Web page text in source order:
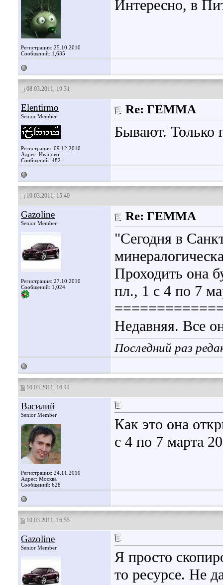
Регистрация: 25.10.2010
Сообщений: 1,635
Интересно, в
08.03.2011, 19:31
Elentirmo
Senior Member
Регистрация: 09.12.2010
Адрес: Иваново
Сообщений: 482
Re: ГЕММА
Бывают. Только
10.03.2011, 15:40
Gazoline
Senior Member
Регистрация: 27.10.2010
Сообщений: 1,024
Re: ГЕММА
"Сегодня в
Проходить она
пл., 1 с 4 по 7
Недавняя. Все
Последний раз
10.03.2011, 16:44
Василий
Senior Member
Регистрация: 24.11.2010
Адрес: Москва
Сообщений: 628
Как это она
с 4 по 7 марта
10.03.2011, 16:55
Gazoline
Senior Member
Я просто
то ресурсе. Не